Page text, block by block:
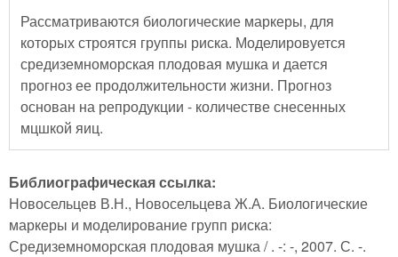
Рассматриваются биологические маркеры, для
которых строятся группы риска. Моделировуется
средиземноморская плодовая мушка и дается
прогноз ее продолжительности жизни. Прогноз
основан на репродукции - количестве снесенных
мцшкой яиц.
Библиографическая ссылка:
Новосельцев В.Н., Новосельцева Ж.А. Биологические
маркеры и моделирование групп риска:
Средиземноморская плодовая мушка / . -: -, 2007. С. -.